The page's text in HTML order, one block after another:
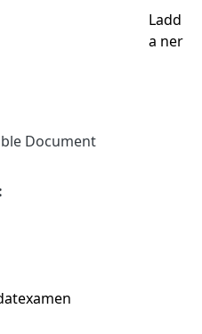
Document
Ladd
a ner